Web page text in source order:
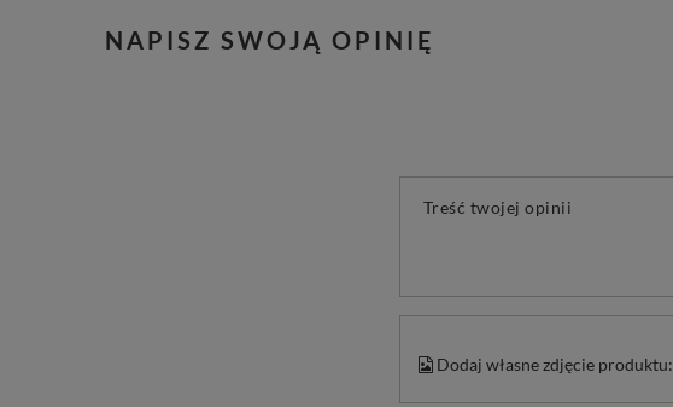
NAPISZ SWOJĄ OPINIĘ
Treść twojej opinii
Dodaj własne zdjęcie produktu: